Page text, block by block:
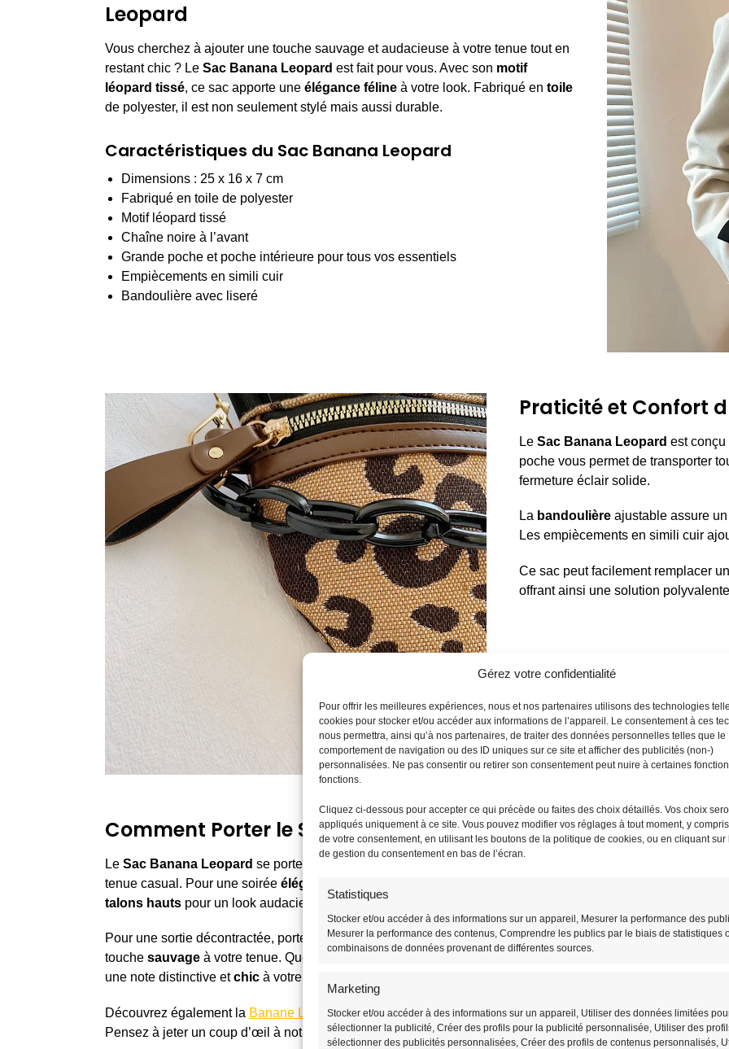
Gérez votre confidentialité
Pour offrir les meilleures expériences, nous et nos partenaires utilisons des technologies
cookies pour stocker et/ou accéder aux informations de l’appareil. Le consentement à ces
nous permettra, ainsi qu’à nos partenaires, de traiter des données personnelles telles que le
comportement de navigation ou des ID uniques sur ce site et afficher des publicités (non-)
personnalisées. Ne pas consentir ou retirer son consentement peut nuire à certaines
fonctions.
Cliquez ci-dessous pour accepter ce qui précède ou faites des choix détaillés. Vos choix
appliqués uniquement à ce site. Vous pouvez modifier vos réglages à tout moment, y
de votre consentement, en utilisant les boutons de la politique de cookies, ou en cliquant sur
de gestion du consentement en bas de l’écran.
Statistiques
Stocker et/ou accéder à des informations sur un appareil, Mesurer la performance des
Mesurer la performance des contenus, Comprendre les publics par le biais de statistiques
combinaisons de données provenant de différentes sources.
Marketing
Stocker et/ou accéder à des informations sur un appareil, Utiliser des données limitées
sélectionner la publicité, Créer des profils pour la publicité personnalisée, Utiliser des
sélectionner des publicités personnalisées, Créer des profils de contenus personnalisés,
Leopard
Vous cherchez à ajouter une touche sauvage et audacieuse à votre tenue tout en
restant chic ? Le Sac Banana Leopard est fait pour vous. Avec son motif
léopard tissé, ce sac apporte une élégance félineà votre look. Fabriqué en toile
de polyester, il est non seulement stylé mais aussi durable.
Caractéristiques du Sac Banana Leopard
Dimensions : 25 x 16 x 7 cm
Fabriqué en toile de polyester
Motif léopard tissé
Chaîne noire à l’avant
Grande poche et poche intérieure pour tous vos essentiels
Empiècements en simili cuir
Bandoulière avec liseré
Praticité et Confort
Le Sac Banana Leopard est conçu
poche vous permet de transporter
fermeture éclair solide.
La bandoulièreajustable assure un
Les empiècements en simili cuir
Ce sac peut facilement remplacer
offrant ainsi une solution
Comment Porter le Sac Banana Leopard ?
Le Sac Banana Leopard se porte parfaitement avec une tenue chic ou une
tenue casual. Pour une soirée élégante
talons hautspour un look audacieux et raffiné.
Pour une sortie décontractée, portez-le avec unjeanet unt-shirtpour ajouter une
touche sauvageà votre tenue. Quel que soit votre style, ce sac banane apportera
une note distinctive etchicà votre look.
Découvrez également la Banane Leopard Femme.
Pensez à jeter un coup d’œil à notre collectionSac Banane Leopard.